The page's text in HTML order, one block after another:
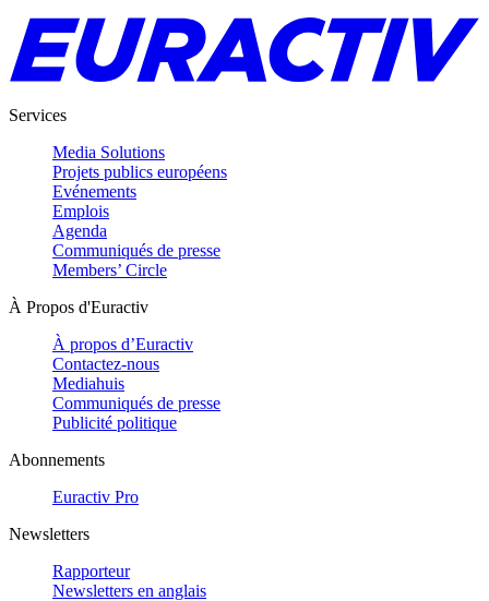
Services
Media Solutions
Projets publics européens
Evénements
Emplois
Agenda
Communiqués de presse
Members’ Circle
À Propos d'Euractiv
À propos d’Euractiv
Contactez-nous
Mediahuis
Communiqués de presse
Publicité politique
Abonnements
Euractiv Pro
Newsletters
Rapporteur
Newsletters en anglais